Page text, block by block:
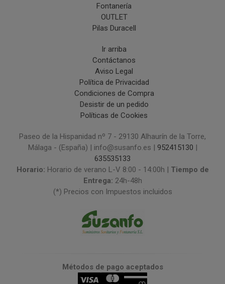
Fontanería
OUTLET
Pilas Duracell
Ir arriba
Contáctanos
Aviso Legal
Política de Privacidad
Condiciones de Compra
Desistir de un pedido
Políticas de Cookies
Paseo de la Hispanidad nº 7 - 29130 Alhaurín de la Torre,
Málaga - (España) | info@susanfo.es | 952415130 |
635535133
Horario: Horario de verano L-V 8:00 - 14:00h | Tiempo de
Entrega: 24h-48h
(*) Precios con Impuestos incluidos
Métodos de pago aceptados